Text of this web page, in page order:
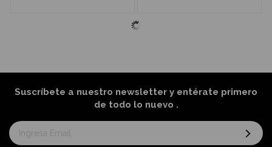
Suscríbete a nuestro newsletter y entérate primero
de todo lo nuevo .
Suscríbase
al